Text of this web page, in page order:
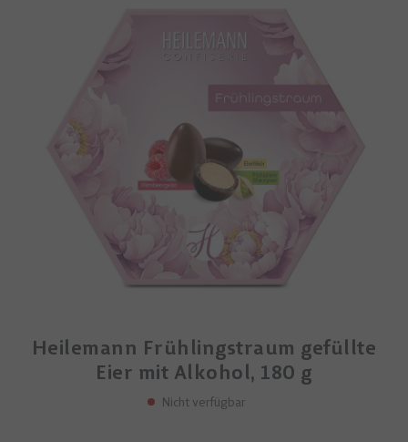
Heilemann Frühlingstraum gefüllte
Eier mit Alkohol, 180 g
Nicht verfügbar